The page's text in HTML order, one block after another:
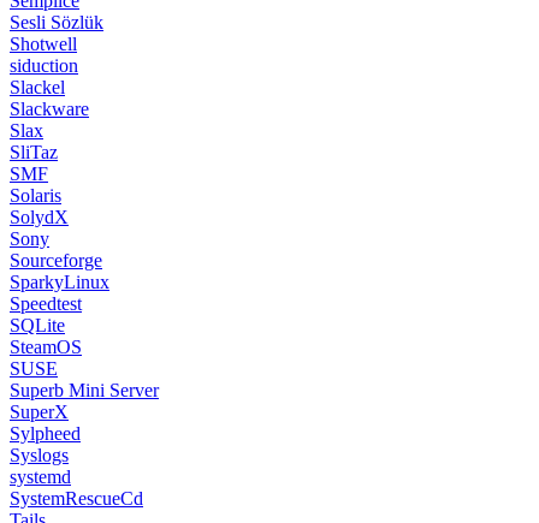
Sesli Sözlük
Shotwell
siduction
Slackel
Slackware
Slax
SliTaz
SMF
Solaris
SolydX
Sony
Sourceforge
SparkyLinux
Speedtest
SQLite
SteamOS
SUSE
Superb Mini Server
SuperX
Sylpheed
Syslogs
systemd
SystemRescueCd